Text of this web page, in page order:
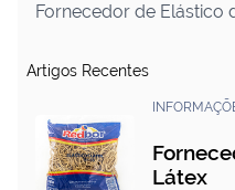
Fornecedor de Elástico
Artigos Recentes
Látex